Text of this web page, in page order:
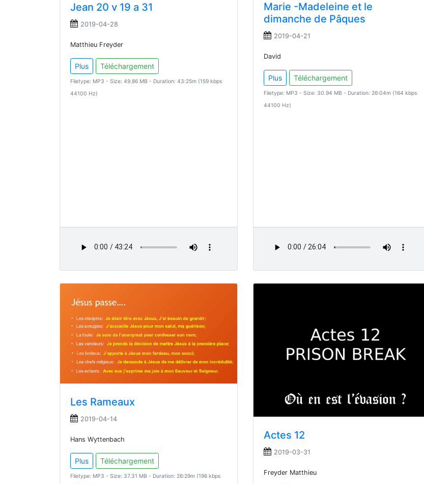
Jean 20 v 19 a 31
2019-04-28
Matthieu Freyder
Plus Téléchargement
Filetype: MP3 - Size: 49.86 MB - Duration: 43:25m (159 kbps
44100 Hz)
Marie -Madeleine et le
dimanche de Pâques
2019-04-21
David
Plus Téléchargement
Filetype: MP3 - Size: 30.94 MB - Duration: 26:04m (164 kbps
44100 Hz)
Les Rameaux
2019-04-14
Hans Wyttenbach
Plus Téléchargement
Filetype: MP3 - Size: 37.31 MB - Duration: 26:29m (196 kbps
Actes 12
2019-03-31
Freyder Matthieu